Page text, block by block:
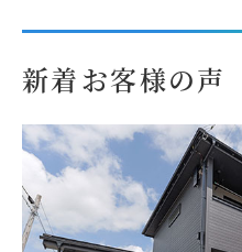
新着お客様の声